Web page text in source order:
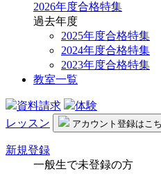
2026年度合格特集
過去年度
2025年度合格特集
2024年度合格特集
2023年度合格特集
教室一覧
資料請求
体験
レッスン
アカウント 登録はこ
新規登録
一般生で未登録の方